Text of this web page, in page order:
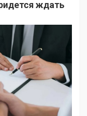
ждать